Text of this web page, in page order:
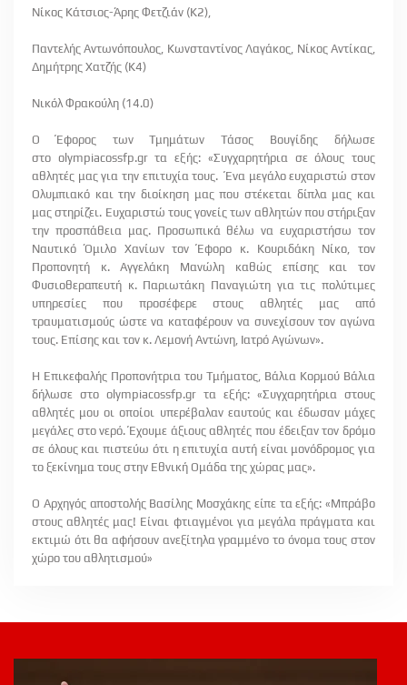
Νίκος Κάτσιος-Άρης Φετζιάν (Κ2),
Παντελής Αντωνόπουλος, Κωνσταντίνος Λαγάκος, Νίκος Αντίκας,
Δημήτρης Χατζής (Κ4)
Νικόλ Φρακούλη (14.0)
Ο Έφορος των Τμημάτων Τάσος Βουγίδης δήλωσε
στο olympiacossfp.grτα εξής: «Συγχαρητήρια σε όλους τους
αθλητές μας για την επιτυχία τους. Ένα μεγάλο ευχαριστώ στον
Ολυμπιακό και την διοίκηση μας που στέκεται δίπλα μας και
μας στηρίζει. Ευχαριστώ τους γονείς των αθλητών που στήριξαν
την προσπάθεια μας. Προσωπικά θέλω να ευχαριστήσω τον
Ναυτικό Όμιλο Χανίων τον Έφορο κ. Κουριδάκη Νίκο, τον
Προπονητή κ. Αγγελάκη Μανώλη καθώς επίσης και τον
Φυσιοθεραπευτή κ. Παριωτάκη Παναγιώτη για τις πολύτιμες
υπηρεσίες που προσέφερε στους αθλητές μας από
τραυματισμούς ώστε να καταφέρουν να συνεχίσουν τον αγώνα
τους. Επίσης και τον κ. Λεμονή Αντώνη, Ιατρό Αγώνων».
Η Επικεφαλής Προπονήτρια του Τμήματος, Βάλια Κορμού Βάλια
δήλωσε στο olympiacossfp.gr τα εξής: «Συγχαρητήρια στους
αθλητές μου οι οποίοι υπερέβαλαν εαυτούς και έδωσαν μάχες
μεγάλες στο νερό. Έχουμε άξιους αθλητές που έδειξαν τον δρόμο
σε όλους και πιστεύω ότι η επιτυχία αυτή είναι μονόδρομος για
το ξεκίνημα τους στην Εθνική Ομάδα της χώρας μας».
Ο Αρχηγός αποστολής Βασίλης Μοσχάκης είπε τα εξής: «Μπράβο
στους αθλητές μας! Είναι φτιαγμένοι για μεγάλα πράγματα και
εκτιμώ ότι θα αφήσουν ανεξίτηλα γραμμένο το όνομα τους στον
χώρο του αθλητισμού»